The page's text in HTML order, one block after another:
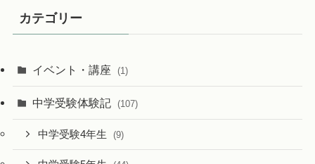
カテゴリー
イベント・講座 (1)
中学受験体験記 (107)
中学受験4年生 (9)